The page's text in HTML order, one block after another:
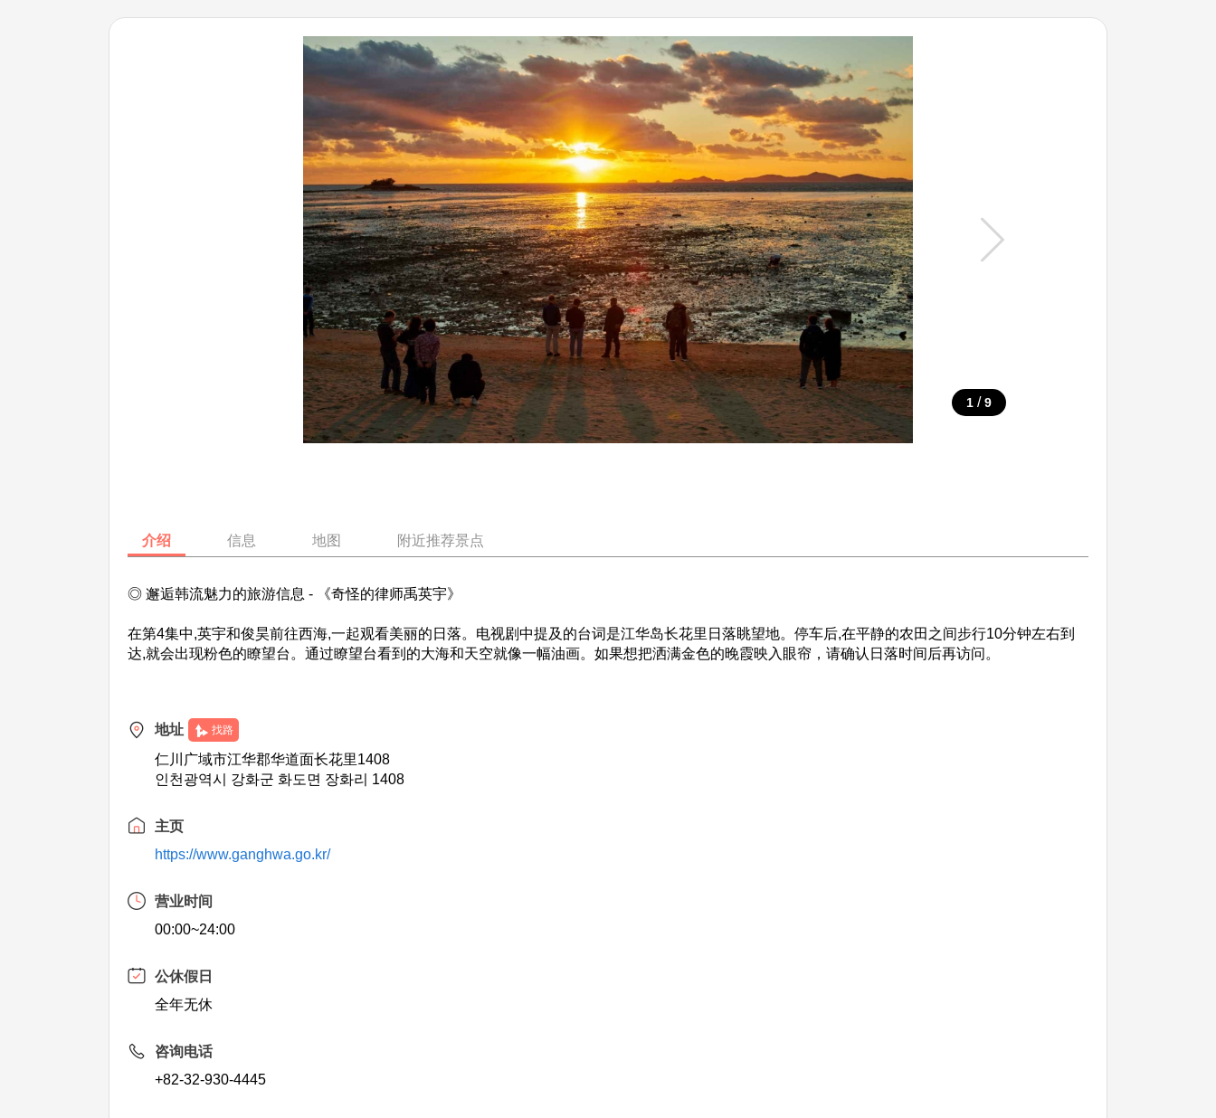
1 / 9
介绍 信息 地图 附近推荐景点
◎ 邂逅韩流魅力的旅游信息 - 《奇怪的律师禹英宇》
在第4集中,英宇和俊昊前往西海,一起观看美丽的日落。电视剧中提及的台词是江华岛长花里日落眺望地。停车后,在平静的农田之间步行10分钟左右到
达,就会出现粉色的瞭望台。通过瞭望台看到的大海和天空就像一幅油画。如果想把洒满金色的晚霞映入眼帘，请确认日落时间后再访问。
地址 找路
仁川广域市江华郡华道面长花里1408
인천광역시 강화군 화도면 장화리 1408
主页
https://www.ganghwa.go.kr/
营业时间
00:00~24:00
公休假日
全年无休
咨询电话
+82-32-930-4445